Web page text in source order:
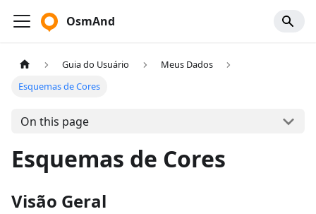
OsmAnd
Guia do Usuário
Meus Dados
Esquemas de Cores
On this page
Esquemas de Cores
Visão Geral